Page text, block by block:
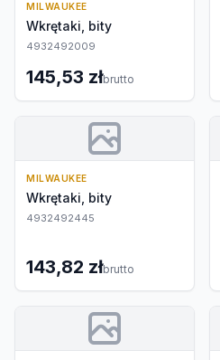
MILWAUKEE
Wkrętaki, bity
4932492009
145,53 złbrutto
MILWAUKEE
Wkrętaki, bity
4932492445
143,82 złbrutto